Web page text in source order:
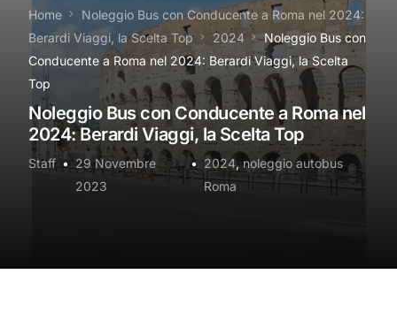
Home
Noleggio Bus con Conducente a Roma nel 2024:
Berardi Viaggi, la Scelta Top
2024
Noleggio Bus con
Conducente a Roma nel 2024: Berardi Viaggi, la Scelta
Top
Noleggio Bus con Conducente a Roma nel
2024: Berardi Viaggi, la Scelta Top
Staff
29 Novembre
2023
2024,noleggio autobus
Roma
Noleggio
Autobus servizi
Vacanze Viaggi Frosinone
Contatti
News